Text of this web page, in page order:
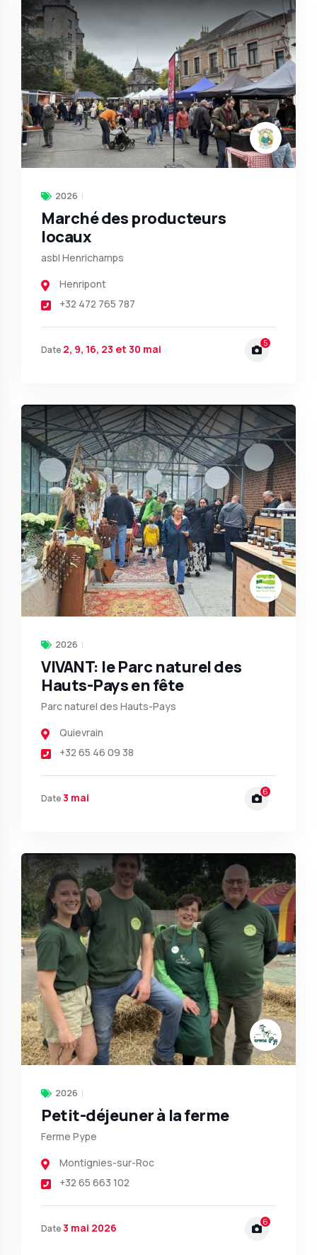
2026
Marché des producteurs
locaux
asbl Henrichamps
Henripont
+32 472 765 787
Date 2, 9, 16, 23 et 30 mai 5
2026
VIVANT: le Parc naturel des
Hauts-Pays en fête
Parc naturel des Hauts-Pays
Quievrain
+32 65 46 09 38
Date3 mai 6
2026
Petit-déjeuner à la ferme
Ferme Pype
Montignies-sur-Roc
+32 65 663 102
Date3 mai 2026 6